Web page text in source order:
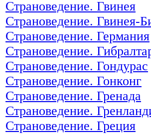
Страноведение. Гвинея
Страноведение. Гвинея-
Страноведение. Германия
Страноведение.
Страноведение. Гондурас
Страноведение. Гонконг
Страноведение. Гренада
Страноведение.
Страноведение. Греция